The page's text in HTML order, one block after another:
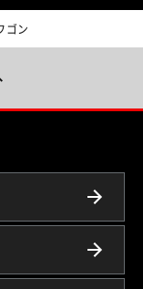
ゴン